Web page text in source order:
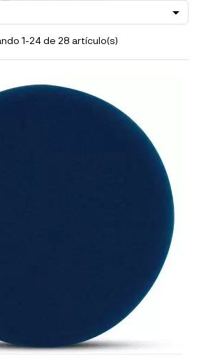

1-24 de 28 artículo(s)